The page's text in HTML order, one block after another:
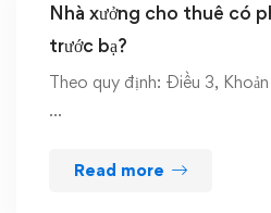
Nhà xưởng cho thuê có
trước bạ?
Theo quy định: Điều 3,
…
Read more